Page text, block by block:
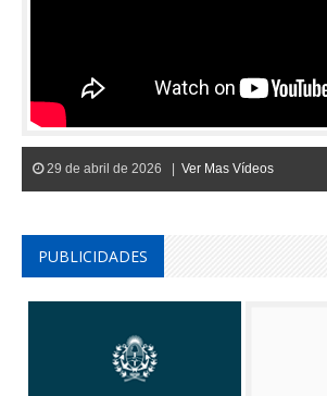
29 de abril de 2026 | Ver Mas Vídeos
PUBLICIDADES